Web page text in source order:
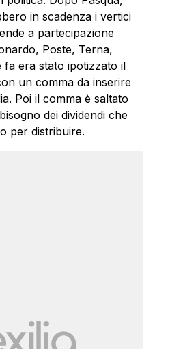
in scadenza i vertici
a partecipazione
Poste, Terna,
fa era stato ipotizzato il
un comma da inserire
Poi il comma è saltato
dei dividendi che
per distribuire.